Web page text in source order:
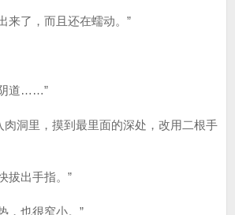
了，而且还在蠕动。”
道……”
洞里，摸到最里面的深处，改用二根手
出手指。”
也很窄小。”